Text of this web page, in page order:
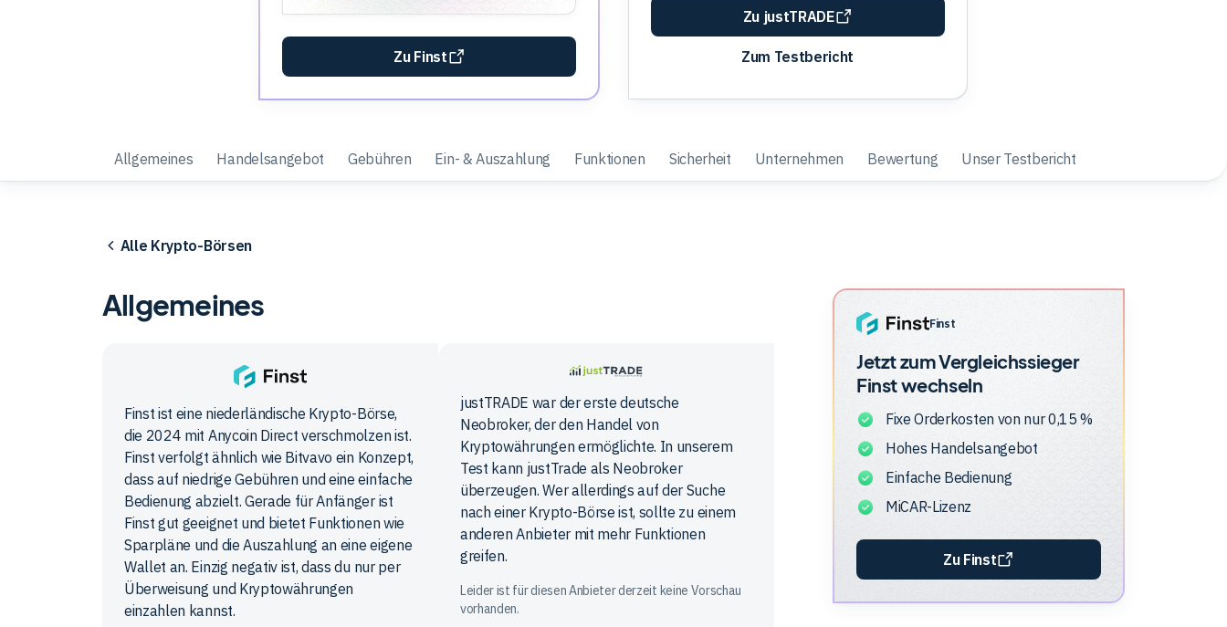
Zu Finst
Zu justTRADE
Zum Testbericht
Allgemeines Handelsangebot Gebühren Ein- & Auszahlung Funktionen Sicherheit Unternehmen Bewertung Unser Testbericht
Alle Krypto-Börsen
Allgemeines
Finst
Finst ist eine niederländische Krypto-Börse,
die 2024 mit Anycoin Direct verschmolzen ist.
Finst verfolgt ähnlich wie Bitvavo ein Konzept,
dass auf niedrige Gebühren und eine einfache
Bedienung abzielt. Gerade für Anfänger ist
Finst gut geeignet und bietet Funktionen wie
Sparpläne und die Auszahlung an eine eigene
Wallet an. Einzig negativ ist, dass du nur per
Überweisung und Kryptowährungen
einzahlen kannst.
justTRADE
justTRADE war der erste deutsche
Neobroker, der den Handel von
Kryptowährungen ermöglichte. In unserem
Test kann justTrade als Neobroker
überzeugen. Wer allerdings auf der Suche
nach einer Krypto-Börse ist, sollte zu einem
anderen Anbieter mit mehr Funktionen
greifen.
Leider ist für diesen Anbieter derzeit keine Vorschau
vorhanden.
Finst
Jetzt zum Vergleichssieger
Finstwechseln
Fixe Orderkosten von nur 0,15 %
Hohes Handelsangebot
Einfache Bedienung
MiCAR-Lizenz
Zu Finst